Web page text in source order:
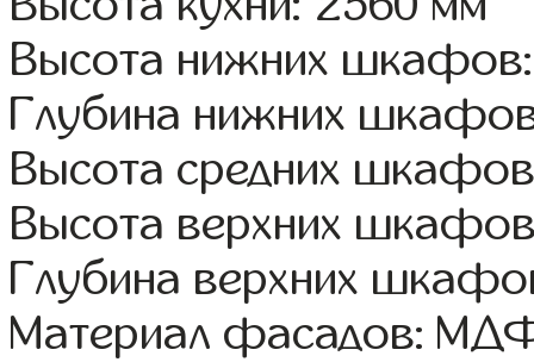
Высота нижних
Глубина нижних
Высота средних
Высота верхних
Глубина верхних
Материал фасадов: